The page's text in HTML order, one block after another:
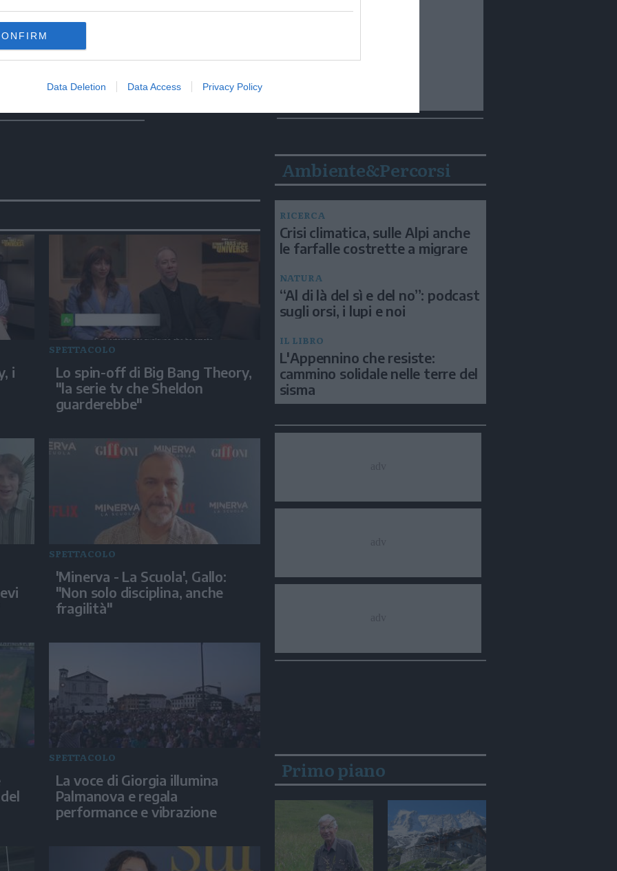
Data Deletion Data Access Privacy Policy
i
SPETTACOLO
Lo spin-off di Big Bang Theory,
"la serie tv che Sheldon
guarderebbe"
SPETTACOLO
'Minerva - La Scuola', Gallo:
"Non solo disciplina, anche
fragilità"
SPETTACOLO
La voce di Giorgia illumina
Palmanova e regala
performance e vibrazione
Ambiente&Percorsi
RICERCA
Crisi climatica, sulle Alpi anche
le farfalle costrette a migrare
NATURA
“Al di là del sì e del no”: podcast
sugli orsi, i lupi e noi
IL LIBRO
L'Appennino che resiste:
cammino solidale nelle terre del
sisma
Primo piano